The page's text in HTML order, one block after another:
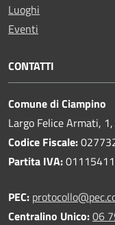
Luoghi
Eventi
CONTATTI
Comune di Ciampino
Largo Felice Armati,
Codice Fiscale:
Partita IVA:
PEC:
Centralino Unico:06